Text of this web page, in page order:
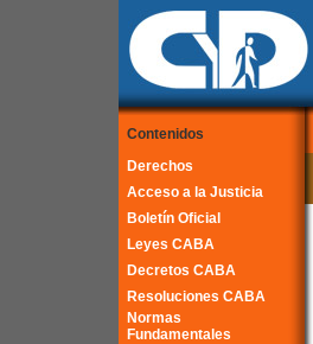
Contenidos
Derechos
Acceso a la Justicia
Boletín Oficial
Leyes CABA
Decretos CABA
Resoluciones CABA
Normas
Fundamentales